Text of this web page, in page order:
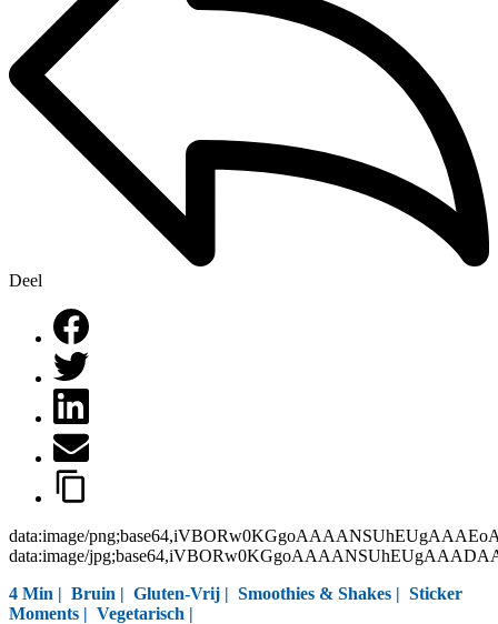
Deel
data:image/
data:image/
4 Min | Bruin | Gluten-Vrij | Smoothies & Shakes | Sticker
Moments | Vegetarisch |